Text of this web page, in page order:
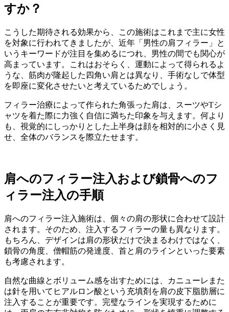
すか？
こうした期待される効果から、この施術はこれまで主に女性
を対象に行われてきましたが、近年「男性の肩フィラー」と
いうキーワードが注目を集めるにつれ、男性の間でも関心が
高まっています。これはおそらく、運動によって得られるよ
うな、筋肉が隆起した四角い肩とは異なり、手術なしで体型
を即座に変化させたいと考えているためでしょう。
フィラー治療によって作られた角張った肩は、スーツやTシ
ャツを着た際に力強く自信に満ちた印象を与えます。何より
も、視覚的にしっかりとした上半身は顔を相対的に小さく見
せ、全体のバランスを際立たせます。
肩へのフィラー注入および鎖骨へのフ
ィラー注入の手順
肩へのフィラー注入施術は、個々の肩の形状に合わせて設計
されます。そのため、注入するフィラーの量も異なります。
もちろん、デザインは肩の形状だけで決まるわけではなく、
鎖骨の角度、僧帽筋の発達度、首と肩のラインといった要素
も考慮されます。
自然な曲線とボリューム感を出すためには、カニューレまた
は針を用いてヒアルロン酸という充填剤を肩の皮下脂肪層に
注入することが重要です。完璧なラインを実現するために